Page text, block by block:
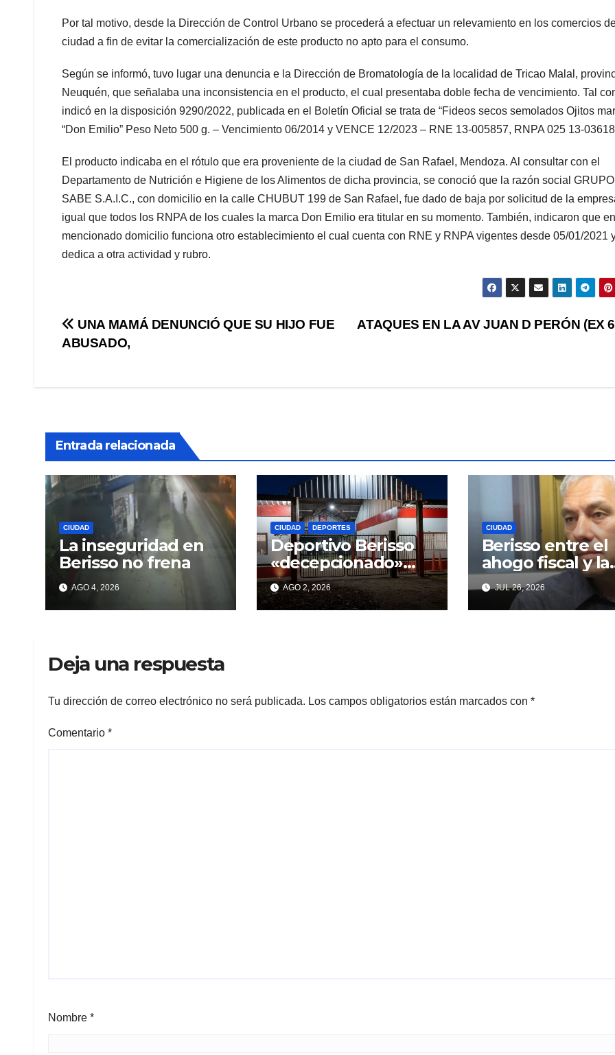
Por tal motivo, desde la Dirección de Control Urbano se procederá a efectuar un relevamiento en los comercios
ciudad a fin de evitar la comercialización de este producto no apto para el consumo.
Según se informó, tuvo lugar una denuncia e la Dirección de Bromatología de la localidad de Tricao Malal,
Neuquén, que señalaba una inconsistencia en el producto, el cual presentaba doble fecha de vencimiento. Tal
indicó en la disposición 9290/2022, publicada en el Boletín Oficial se trata de “Fideos secos semolados Ojitos
“Don Emilio” Peso Neto 500 g. – Vencimiento 06/2014 y VENCE 12/2023 – RNE 13-005857, RNPA 025 13-
El producto indicaba en el rótulo que era proveniente de la ciudad de San Rafael, Mendoza. Al consultar con el
Departamento de Nutrición e Higiene de los Alimentos de dicha provincia, se conoció que la razón social GRUPO
SABE S.A.I.C., con domicilio en la calle CHUBUT 199 de San Rafael, fue dado de baja por solicitud de la
igual que todos los RNPA de los cuales la marca Don Emilio era titular en su momento. También, indicaron que
mencionado domicilio funciona otro establecimiento el cual cuenta con RNE y RNPA vigentes desde 05/01/2021
dedica a otra actividad y rubro.
Navegación
ATAQUES EN LA AV JUAN D PERÓN (EX
UNA MAMÁ DENUNCIÓ QUE SU HIJO FUE
ABUSADO,
Entrada relacionada
CIUDAD
La inseguridad en
Berisso no frena
AGO 4, 2026
CIUDAD DEPORTES
Deportivo Berisso
«decepcionado»
con Cagliardi y sus
promesas
incumplidas
AGO 2, 2026
CIUDAD
Berisso entre el
ahogo fiscal y la
parálisis: un
municipio
acorralado por
JUL 26, 2026
Deja una respuesta
Tu dirección de correo electrónico no será publicada. Los campos obligatorios están marcados con *
Comentario *
Nombre *